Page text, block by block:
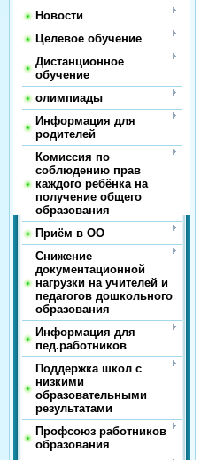
Новости
Целевое обучение
Дистанционное
обучение
олимпиады
Информация для
родителей
Комиссия по
соблюдению прав
каждого ребёнка на
получение общего
образования
Приём в ОО
Снижение
документационной
нагрузки на учителей и
педагогов дошкольного
образования
Информация для
пед.работников
Поддержка школ с
низкими
образовательными
результатами
Профсоюз работников
образования